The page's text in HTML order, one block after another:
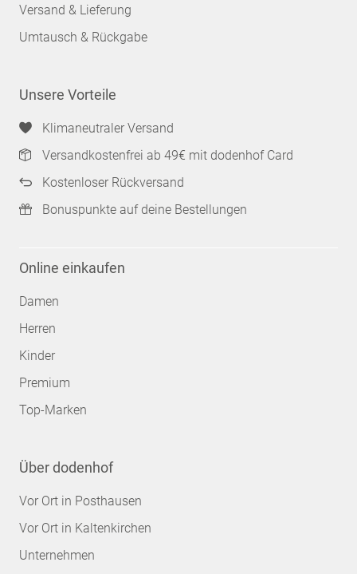
Versand & Lieferung
Umtausch & Rückgabe
Unsere Vorteile
Klimaneutraler Versand
Versandkostenfrei ab 49€ mit dodenhof Card
Kostenloser Rückversand
Bonuspunkte auf deine Bestellungen
Online einkaufen
Damen
Herren
Kinder
Premium
Top-Marken
Über dodenhof
Vor Ort in Posthausen
Vor Ort in Kaltenkirchen
Unternehmen